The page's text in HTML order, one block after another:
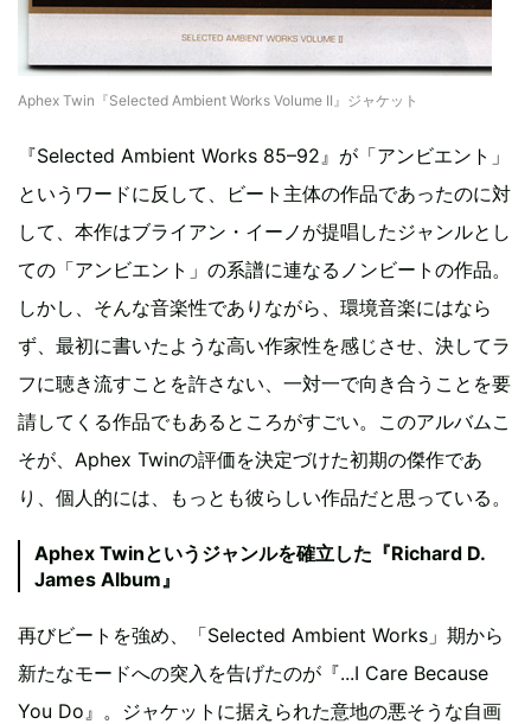
Aphex Twin『Selected Ambient Works Volume II』ジャケット
『Selected Ambient Works 85–92』が「アンビエント」
というワードに反して、ビート主体の作品であったのに対
して、本作はブライアン・イーノが提唱したジャンルとし
ての「アンビエント」の系譜に連なるノンビートの作品。
しかし、そんな音楽性でありながら、環境音楽にはなら
ず、最初に書いたような高い作家性を感じさせ、決してラ
フに聴き流すことを許さない、一対一で向き合うことを要
請してくる作品でもあるところがすごい。このアルバムこ
そが、Aphex Twinの評価を決定づけた初期の傑作であ
り、個人的には、もっとも彼らしい作品だと思っている。
Aphex Twinというジャンルを確立した『Richard D.
James Album』
再びビートを強め、「Selected Ambient Works」期から
新たなモードへの突入を告げたのが『...I Care Because
You Do』。ジャケットに据えられた意地の悪そうな自画